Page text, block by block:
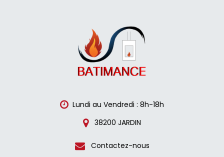
Lundi au Vendredi : 8h-18h
38200 JARDIN
Contactez-nous